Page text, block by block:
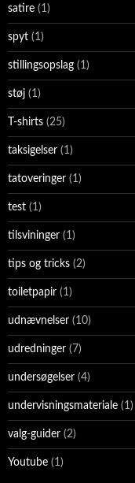
satire (1)
spyt (1)
stillingsopslag (1)
støj (1)
T-shirts (25)
taksigelser (1)
tatoveringer (1)
test (1)
tilsvininger (1)
tips og tricks (2)
toiletpapir (1)
udnævnelser (10)
udredninger (7)
undersøgelser (4)
undervisningsmateriale (1)
valg-guider (2)
Youtube (1)